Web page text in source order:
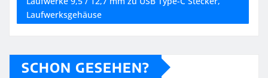
Laufwerksgehäuse
SCHON GESEHEN?